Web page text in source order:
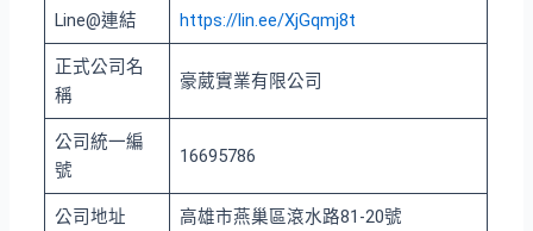
Line@連結 https://lin.ee/XjGqmj8t
正式公司名
稱
豪葳實業有限公司
公司統一編
號
16695786
公司地址 高雄市燕巢區滾水路81-20號